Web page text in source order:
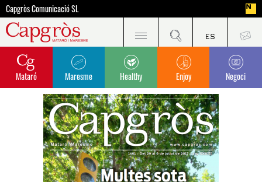
Capgròs Comunicació SL
Mataró Maresme Healthy Enjoy Negoci